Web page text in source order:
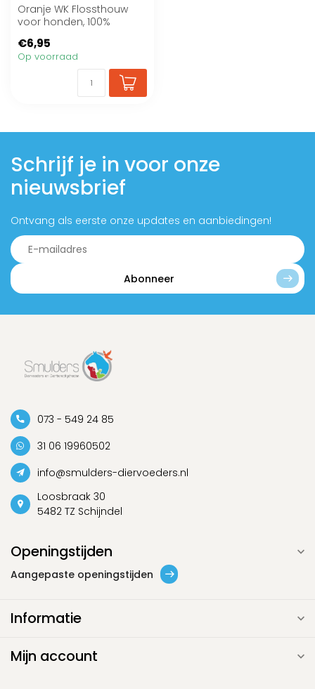
Oranje WK Flossthouw
voor honden, 100%
ballen voor extra ...
€6,95
Op voorraad
Schrijf je in voor onze
nieuwsbrief
Ontvang als eerste onze updates en aanbiedingen!
Abonneer
073 - 549 24 85
31 06 19960502
info@smulders-diervoeders.nl
Loosbraak 30
5482 TZ Schijndel
Openingstijden
Aangepaste openingstijden
Informatie
Mijn account